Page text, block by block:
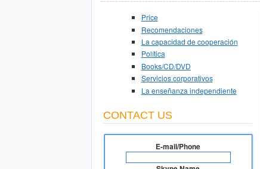
Price
Recomendaciones
La capacidad de cooperación
Política
Books/CD/DVD
Servicios corporativos
La enseñanza independiente
CONTACT US
E-mail/Phone